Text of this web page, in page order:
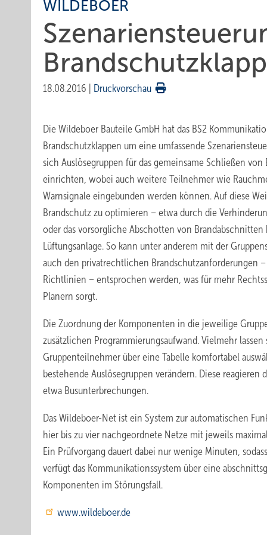
WILDEBOER
18.08.2016 Druckvorschau
Die Wildeboer Bauteile GmbH hat das BS2
Brandschutzklappen um eine umfassende
sich Auslösegruppen für das gemeinsame Schließen von
einrichten, wobei auch weitere Teilnehmer wie
Warnsignale eingebunden werden können. Auf diese
Brandschutz zu optimieren – etwa durch die
oder das vorsorgliche Abschotten von Brandabschnitten
Lüftungsanlage. So kann unter anderem mit der
auch den privatrechtlichen Brandschutzanforderungen
Richtlinien – entsprochen werden, was für mehr
Planern sorgt.
Die Zuordnung der Komponenten in die jeweilige
zusätzlichen Programmierungsaufwand. Vielmehr
Gruppenteilnehmer über eine Tabelle komfortabel
bestehende Auslösegruppen verändern. Diese
etwa Busunterbrechungen.
Das Wildeboer-Net ist ein System zur automatischen
hier bis zu vier nachgeordnete Netze mit jeweils
Ein Prüfvorgang dauert dabei nur wenige Minuten,
verfügt das Kommunikationssystem über eine
Komponenten im Störungsfall.
www.wildeboer.de